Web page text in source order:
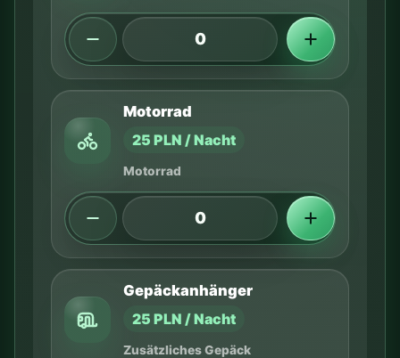
Motorrad
25 PLN / Nacht
Motorrad
Gepäckanhänger
25 PLN / Nacht
Zusätzliches Gepäck